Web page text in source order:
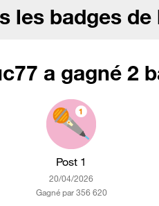
les badges de
a gagné 2
Post 1
‎20/04/2026
Gagné par 356 620